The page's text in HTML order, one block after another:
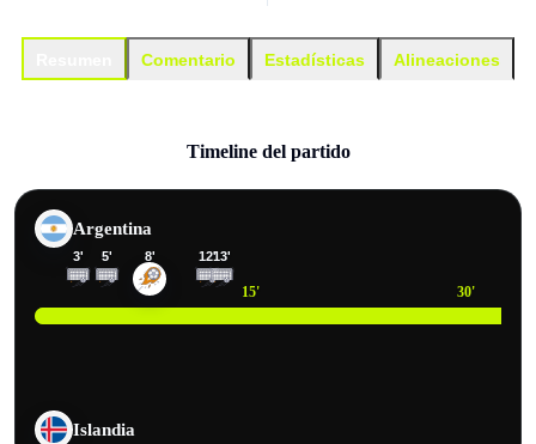
Comentario Estadísticas Alineaciones
Timeline del partido
Argentina
15' 30'
3' 5' 8' 12'13'
Islandia